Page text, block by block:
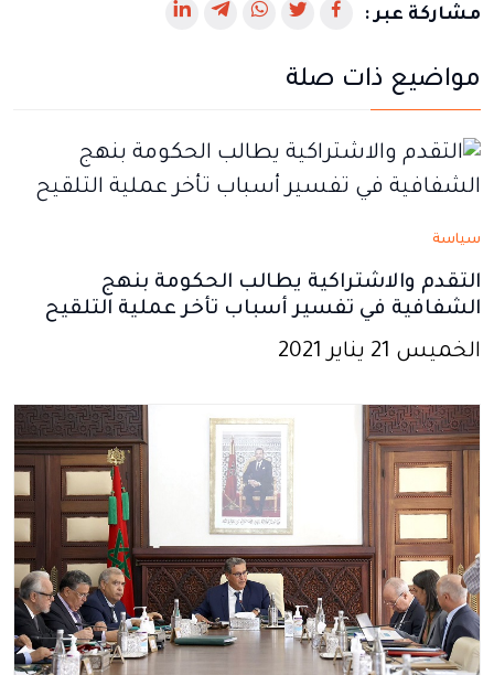
مشاركة عبر :
رابط
في
جديدة
رابط
في
جديدة
رابط
جديدة
رابط
جديدة
رابط
جديدة
مواضيع ذات صلة
سياسة
التقدم والاشتراكية يطالب الحكومة بنهج
الشفافية في تفسير أسباب تأخر عملية التلقيح
الخميس 21 يناير 2021